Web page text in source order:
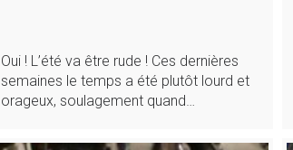
Oui ! L’été va être rude ! Ces dernières
semaines le temps a été plutôt lourd et
orageux, soulagement quand…